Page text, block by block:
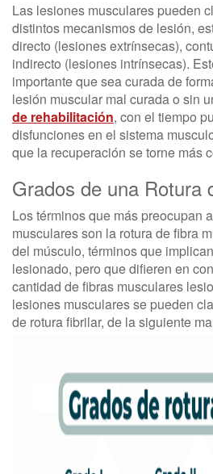
Las lesiones musculares pueden
distintos mecanismos de lesión,
directo (lesiones extrínsecas),
indirecto (lesiones intrínsecas).
importante que sea curada de
lesión muscular mal curada o sin
de rehabilitación, con el tiempo
disfunciones en el sistema
que la recuperación se torne más
Grados de una Rotura
Los términos que más preocupan
musculares son la rotura de fibra
del músculo, términos que
lesionado, pero que difieren en
cantidad de fibras musculares
lesiones musculares se pueden
de rotura fibrilar, de la siguiente